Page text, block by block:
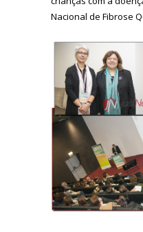
Nacional de Fibrose